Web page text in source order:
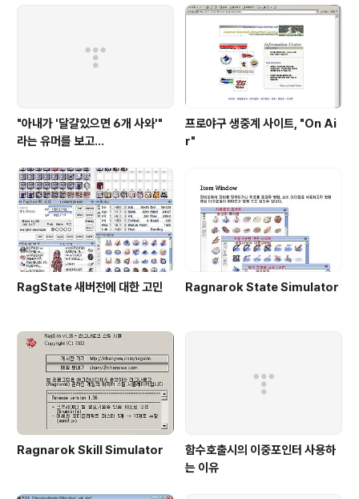
않을 경우엔 치명적인 피해가 올 수 있는 자료들이 늘어만
간다. 작게는 음성사서함의 비밀번호, 인터넷 웹사이트의
"아내가 '달걀있으면 6개 사와'"
라는 유머를 보고...
프로야구 생중계 사이트, "On Ai
r"
RagState 새버전에 대한 고민 Ragnarok State Simulator
Ragnarok Skill Simulator
함수호출시의 이중포인터 사용하
는 이유